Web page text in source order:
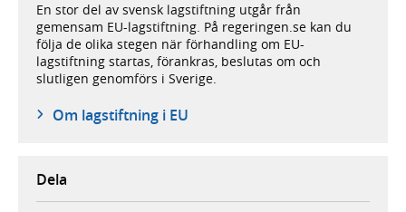
En stor del av svensk lagstiftning utgår från
gemensam EU-lagstiftning. På regeringen.se kan du
följa de olika stegen när förhandling om EU-
lagstiftning startas, förankras, beslutas om och
slutligen genomförs i Sverige.
Om lagstiftning i EU
Dela